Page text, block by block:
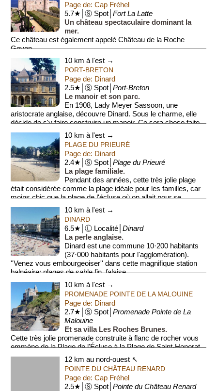
Page de: Cap Fréhel
5.7★│Ⓢ Spot│Fort La Latte
Un château spectaculaire dominant la
mer.
Ce château est également appelé Château de la Roche
Goyon.
10 km à l'est →
PORT-BRETON
Page de: Dinard
2.5★│Ⓢ Spot│Port-Breton
Le manoir et son parc.
En 1908, Lady Meyer Sassoon, une
aristocrate anglaise, découvre Dinard. Sous le charme, elle
décide de s'y faire construire un manoir. Ce sera chose faite
en 1923, année où el...10 km à l'est →
PLAGE DU PRIEURÉ
Page de: Dinard
2.4★│Ⓢ Spot│Plage du Prieuré
La plage familiale.
Pendant des années, cette très jolie plage
était considérée comme la plage idéale pour les familles, car
moins chic que la plage de l'écluse où on allait pour se
montrer. Elle se...10 km à l'est →
DINARD
6.5★│Ⓛ Localité│Dinard
La perle anglaise.
Dinard est une commune 10·200 habitants
(37·000 habitants pour l'agglomération).
''Venez vous embourgeoiser'' dans cette magnifique station
balnéaire: plages de sable fin, falaise...
10 km à l'est →
PROMENADE POINTE DE LA MALOUINE
Page de: Dinard
2.7★│Ⓢ Spot│Promenade Pointe de La
Malouine
Et sa villa Les Roches Brunes.
Cette très jolie promenade construite à flanc de rocher vous
emmène de la Plage de l'Écluse à la Plage de Saint-Honorat.
Attention, la promenade n'est pas praticable e...
12 km au nord-ouest ↖
POINTE DU CHÂTEAU RENARD
Page de: Cap Fréhel
2.5★│Ⓢ Spot│Pointe du Château Renard